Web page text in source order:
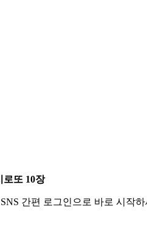
로또 10장
간편 로그인으로 바로 시작하